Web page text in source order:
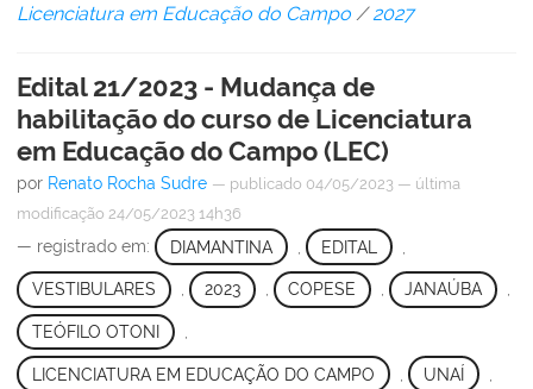
Licenciatura em Educação do Campo /2027
Edital 21/2023 - Mudança de
habilitação do curso de Licenciatura
em Educação do Campo (LEC)
por Renato Rocha Sudre — publicado 04/05/2023 — última
modificação 24/05/2023 14h36
— registrado em: DIAMANTINA EDITAL
VESTIBULARES , 2023 , COPESE , JANAÚBA ,
TEÓFILO OTONI
LICENCIATURA EM EDUCAÇÃO DO CAMPO UNAÍ